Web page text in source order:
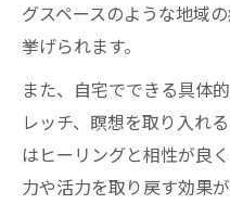
グスペースのような地域
挙げられます。
また、自宅でできる具体
レッチ、瞑想を取り入れ
はヒーリングと相性が良
力や活力を取り戻す効果が